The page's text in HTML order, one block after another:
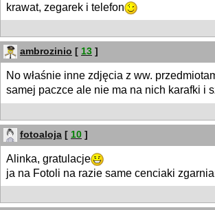
krawat, zegarek i telefon
ambrozinio [ 13 ]
No właśnie inne zdjęcia z ww.
samej paczce ale nie ma na nich karafki i
fotoaloja [ 10 ]
Alinka, gratulacje
ja na Fotoli na razie same cenciaki